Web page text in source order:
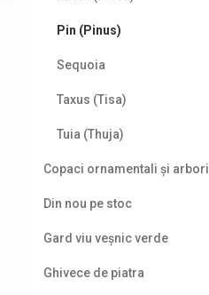
Pin (Pinus)
Sequoia
Taxus (Tisa)
Tuia (Thuja)
Copaci ornamentali și arbori
Din nou pe stoc
Gard viu veșnic verde
Ghivece de piatra